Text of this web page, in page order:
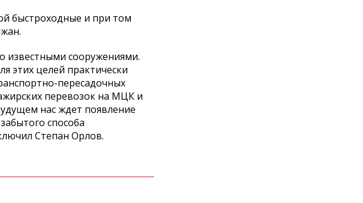
быстроходные и при том
известными сооружениями.
этих целей практически
пересадочных
перевозок на МЦК и
нас ждет появление
способа
Степан Орлов.